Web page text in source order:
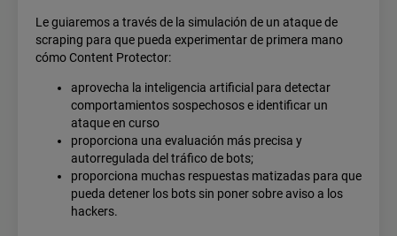
Le guiaremos a través de la simulación de un ataque de
scraping para que pueda experimentar de primera mano
cómo Content Protector:
aprovecha la inteligencia artificial para detectar
comportamientos sospechosos e identificar un
ataque en curso
proporciona una evaluación más precisa y
autorregulada del tráfico de bots;
proporciona muchas respuestas matizadas para que
pueda detener los bots sin poner sobre aviso a los
hackers.